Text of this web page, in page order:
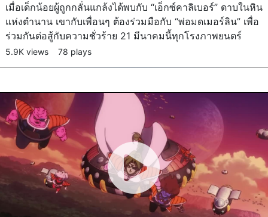
เมื่อเด็กน้อยผู้ถูกกลั่นแกล้งได้พบกับ “เอ็กซ์คาลิเบอร์” ดาบในหิน
แห่งตำนาน เขากับเพื่อนๆ ต้องร่วมมือกับ “พ่อมดเมอร์ลิน” เพื่อ
ร่วมกันต่อสู้กับความชั่วร้าย 21 มีนาคมนี้ทุกโรงภาพยนตร์
5.9K views 78 plays